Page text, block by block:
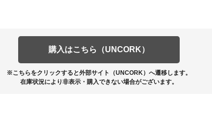
購入はこちら（UNCORK）
※こちらをクリックすると外部サイト（UNCORK）へ遷移します。
在庫状況により非表示・購入できない場合がございます。